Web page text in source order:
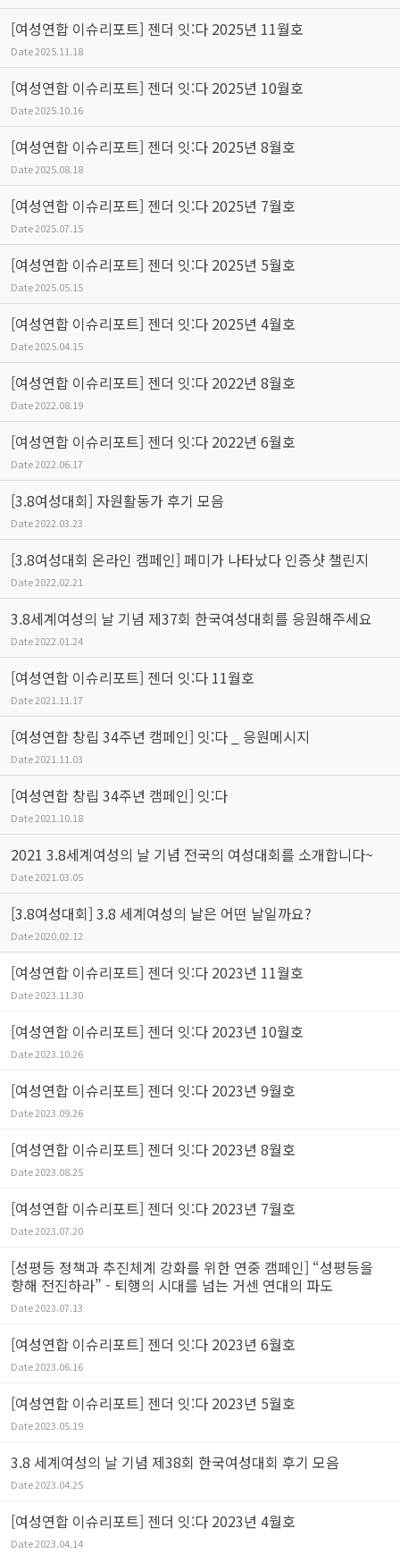
[여성연합 이슈리포트] 젠더 잇:다 2025년 11월호
Date2025.11.18
[여성연합 이슈리포트] 젠더 잇:다 2025년 10월호
Date2025.10.16
[여성연합 이슈리포트] 젠더 잇:다 2025년 8월호
Date2025.08.18
[여성연합 이슈리포트] 젠더 잇:다 2025년 7월호
Date2025.07.15
[여성연합 이슈리포트] 젠더 잇:다 2025년 5월호
Date2025.05.15
[여성연합 이슈리포트] 젠더 잇:다 2025년 4월호
Date2025.04.15
[여성연합 이슈리포트] 젠더 잇:다 2022년 8월호
Date2022.08.19
[여성연합 이슈리포트] 젠더 잇:다 2022년 6월호
Date2022.06.17
[3.8여성대회] 자원활동가 후기 모음
Date2022.03.23
[3.8여성대회 온라인 캠페인] 페미가 나타났다 인증샷 챌린지
Date2022.02.21
3.8세계여성의 날 기념 제37회 한국여성대회를 응원해주세요
Date2022.01.24
[여성연합 이슈리포트] 젠더 잇:다 11월호
Date2021.11.17
[여성연합 창립 34주년 캠페인] 잇:다 _ 응원메시지
Date2021.11.03
[여성연합 창립 34주년 캠페인] 잇:다
Date2021.10.18
2021 3.8세계여성의 날 기념 전국의 여성대회를 소개합니다~
Date2021.03.05
[3.8여성대회] 3.8 세계여성의 날은 어떤 날일까요?
Date2020.02.12
[여성연합 이슈리포트] 젠더 잇:다 2023년 11월호
Date2023.11.30
[여성연합 이슈리포트] 젠더 잇:다 2023년 10월호
Date2023.10.26
[여성연합 이슈리포트] 젠더 잇:다 2023년 9월호
Date2023.09.26
[여성연합 이슈리포트] 젠더 잇:다 2023년 8월호
Date2023.08.25
[여성연합 이슈리포트] 젠더 잇:다 2023년 7월호
Date2023.07.20
[성평등 정책과 추진체계 강화를 위한 연중 캠페인] “성평등을
향해 전진하라” - 퇴행의 시대를 넘는 거센 연대의 파도
Date2023.07.13
[여성연합 이슈리포트] 젠더 잇:다 2023년 6월호
Date2023.06.16
[여성연합 이슈리포트] 젠더 잇:다 2023년 5월호
Date2023.05.19
3.8 세계여성의 날 기념 제38회 한국여성대회 후기 모음
Date2023.04.25
[여성연합 이슈리포트] 젠더 잇:다 2023년 4월호
Date2023.04.14